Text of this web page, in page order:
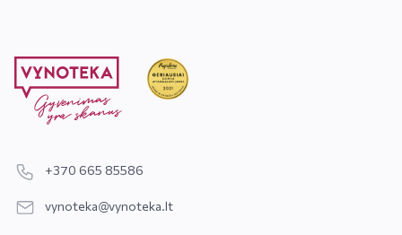
+370 665 85586
vynoteka@vynoteka.lt